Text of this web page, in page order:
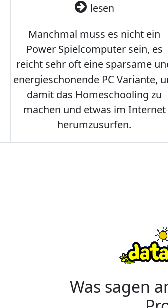
lesen
Manchmal muss es nicht ein
Power Spielcomputer sein, es
reicht sehr oft eine sparsame
energieschonende PC Variante,
damit das Homeschooling zu
machen und etwas im Internet
herumzusurfen.
Was sagen